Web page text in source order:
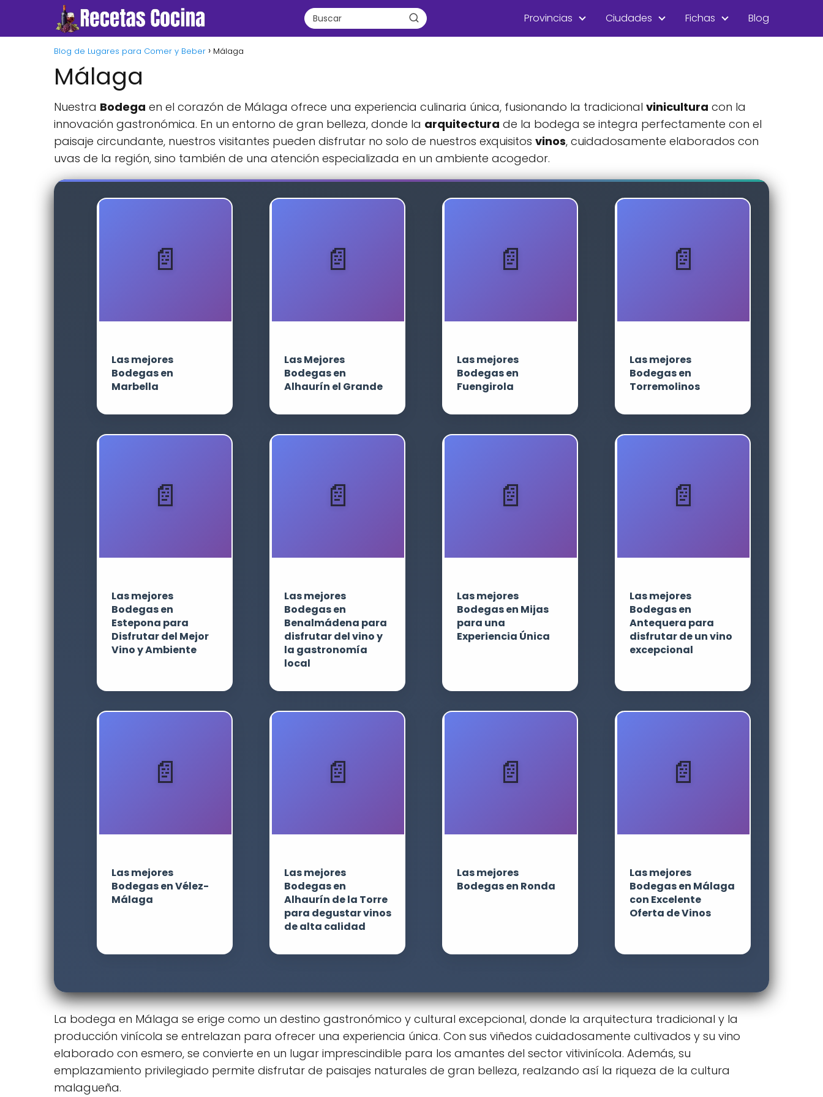
Provincias Ciudades Fichas Blog
Blog de Lugares para Comer y Beber Málaga
Málaga
Nuestra Bodega en el corazón de Málaga ofrece una experiencia culinaria única, fusionando la tradicional vinicultura con la
innovación gastronómica. En un entorno de gran belleza, donde la arquitectura de la bodega se integra perfectamente con el
paisaje circundante, nuestros visitantes pueden disfrutar no solo de nuestros exquisitos vinos, cuidadosamente elaborados con
uvas de la región, sino también de una atención especializada en un ambiente acogedor.
Las mejores
Bodegas en
Marbella
Las Mejores
Bodegas en
Alhaurín el Grande
Las mejores
Bodegas en
Fuengirola
Las mejores
Bodegas en
Torremolinos
Las mejores
Bodegas en
Estepona para
Disfrutar del Mejor
Vino y Ambiente
Las mejores
Bodegas en
Benalmádena para
disfrutar del vino y
la gastronomía
local
Las mejores
Bodegas en Mijas
para una
Experiencia Única
Las mejores
Bodegas en
Antequera para
disfrutar de un vino
excepcional
Las mejores
Bodegas en Vélez-
Málaga
Las mejores
Bodegas en
Alhaurín de la Torre
para degustar vinos
de alta calidad
Las mejores
Bodegas en Ronda
Las mejores
Bodegas en Málaga
con Excelente
Oferta de Vinos
La bodega en Málaga se erige como un destino gastronómico y cultural excepcional, donde la arquitectura tradicional y la
producción vinícola se entrelazan para ofrecer una experiencia única. Con sus viñedos cuidadosamente cultivados y su vino
elaborado con esmero, se convierte en un lugar imprescindible para los amantes del sector vitivinícola. Además, su
emplazamiento privilegiado permite disfrutar de paisajes naturales de gran belleza, realzando así la riqueza de la cultura
malagueña.